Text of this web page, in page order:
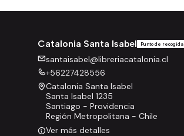
Catalonia Santa Isabel Punto de recogida
santaisabel@libreriacatalonia.cl
+56227428556
Catalonia Santa Isabel
Santa Isabel 1235
Santiago - Providencia
Región Metropolitana - Chile
Ver más detalles